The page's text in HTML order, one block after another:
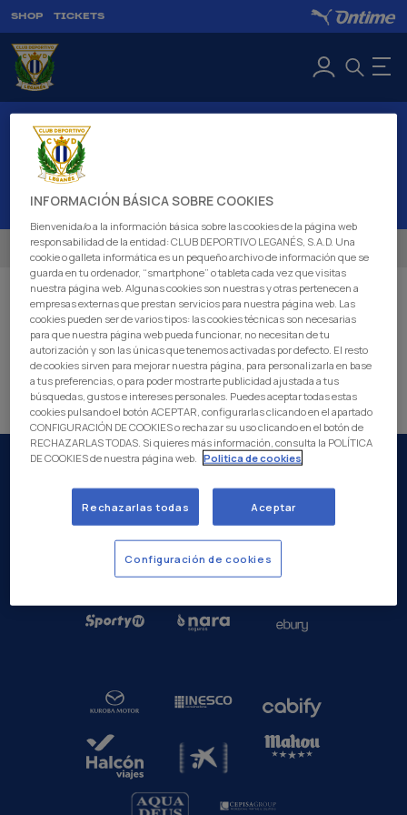
SHOP TICKETS
ROSTER
LEGANÉS C
ROSTER
LEGANÉS C
There is no available data
INFORMACIÓN BÁSICA SOBRE COOKIES
Bienvenida/o a la información básica sobre las cookies de la página web
responsabilidad de la entidad: CLUB DEPORTIVO LEGANÉS, S.A.D. Una
cookie o galleta informática es un pequeño archivo de información que se
guarda en tu ordenador, “smartphone” o tableta cada vez que visitas
nuestra página web. Algunas cookies son nuestras y otras pertenecen a
empresas externas que prestan servicios para nuestra página web. Las
cookies pueden ser de varios tipos: las cookies técnicas son necesarias
para que nuestra página web pueda funcionar, no necesitan de tu
autorización y son las únicas que tenemos activadas por defecto. El resto
de cookies sirven para mejorar nuestra página, para personalizarla en base
a tus preferencias, o para poder mostrarte publicidad ajustada a tus
búsquedas, gustos e intereses personales. Puedes aceptar todas estas
cookies pulsando el botón ACEPTAR, configurarlas clicando en el apartado
CONFIGURACIÓN DE COOKIES o rechazar su uso clicando en el botón de
RECHAZARLAS TODAS. Si quieres más información, consulta la POLÍTICA
DE COOKIES de nuestra página web.
Politica de cookies
Rechazarlas todas Aceptar
Configuración de cookies